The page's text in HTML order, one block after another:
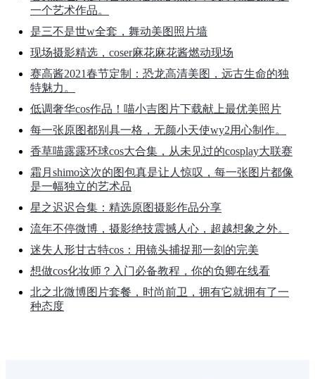
一个艺术作品。
是三不是世w全套，舞动美图照片墙
现场摄影精选，coser麻花麻花酱燃动现场
赛高酱2021春节定制：恐龙高清美图，远古生命的独
特魅力。
低调奢华cos作品！喵小吉图片下载献上最优美照片
每一张原图都别具一格，无颜小天使wy2用心制作。
香草喵露露环球cos大合集，从未见过的cosplay大联赛
霜月shimo这次的图包真是让人惊叹，每一张图片都像
是一幅独立的艺术品
星之迟迟合集：精选原图摄影作品分享
流年不停微博，摄影绝技震撼人心，超越想象之外。
迷失人形甘古特cos：用镜头捕捉那一刻的完美
想做cos化妆师？入门必备教程，你的负卿在线看
北之北微博图片套餐，时尚前卫，拥有它就拥有了一
种态度